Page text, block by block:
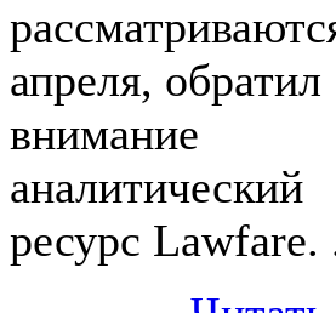
апреля, обратил
внимание
аналитический
ресурс Lawfare.